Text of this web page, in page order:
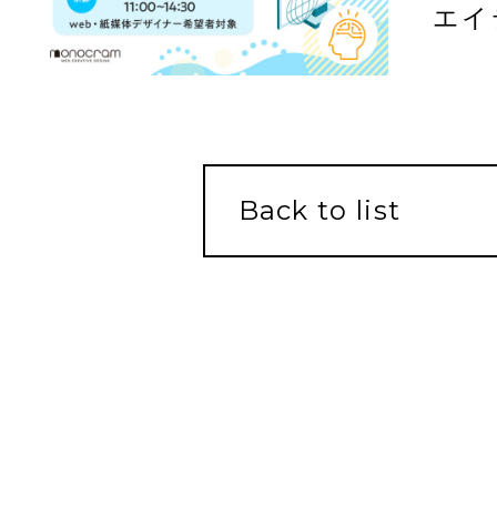
エイ
Back to list